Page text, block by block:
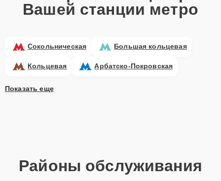
Вашей станции метро
Сокольническая Большая кольцевая
Кольцевая Арбатско-Покровская
Показать еще
Районы обслуживания